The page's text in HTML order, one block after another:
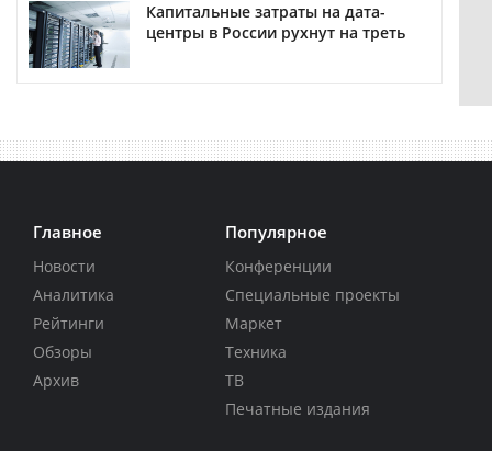
Капитальные затраты на дата-
центры в России рухнут на треть
Главное
Новости
Аналитика
Рейтинги
Обзоры
Архив
Популярное
Конференции
Специальные проекты
Маркет
Техника
ТВ
Печатные издания